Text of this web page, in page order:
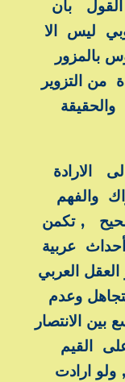
بأن
ليس الا
بالمزور
من التزوير
الارادة
والفهم
, تكمن
عربية
العربي
وعدم
الانتصار
القيم
ولو ارادت